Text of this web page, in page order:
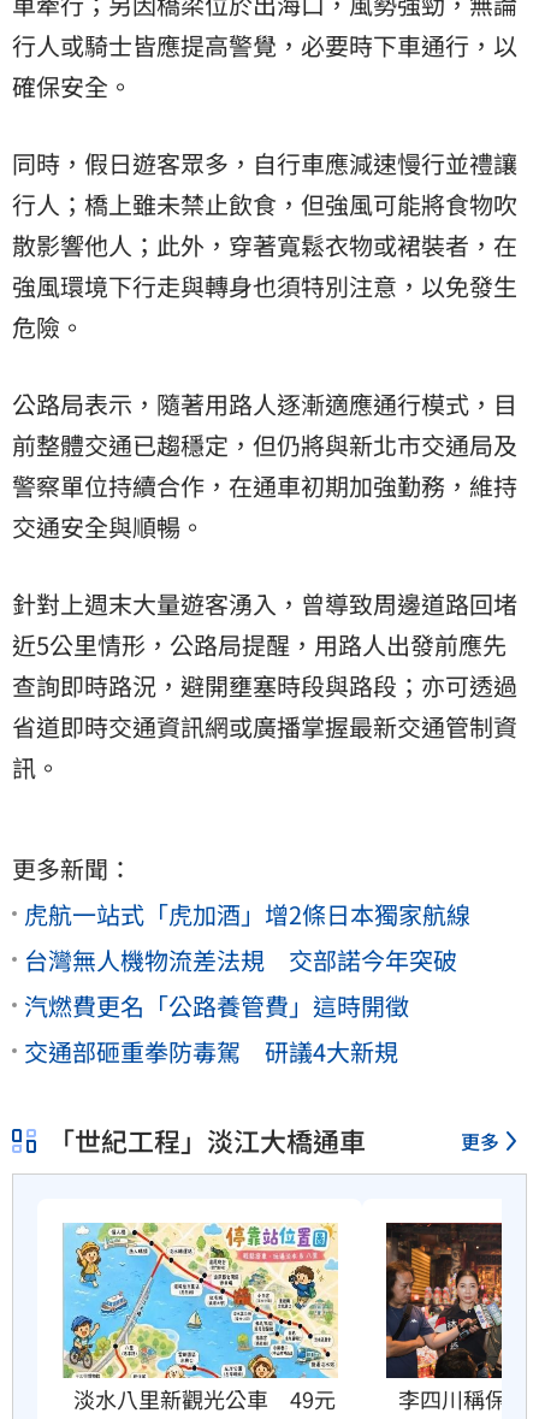
行人或騎士皆應提高警覺，必要時下車通行，以
確保安全。
同時，假日遊客眾多，自行車應減速慢行並禮讓
行人；橋上雖未禁止飲食，但強風可能將食物吹
散影響他人；此外，穿著寬鬆衣物或裙裝者，在
強風環境下行走與轉身也須特別注意，以免發生
危險。
公路局表示，隨著用路人逐漸適應通行模式，目
前整體交通已趨穩定，但仍將與新北市交通局及
警察單位持續合作，在通車初期加強勤務，維持
交通安全與順暢。
針對上週末大量遊客湧入，曾導致周邊道路回堵
近5公里情形，公路局提醒，用路人出發前應先
查詢即時路況，避開壅塞時段與路段；亦可透過
省道即時交通資訊網或廣播掌握最新交通管制資
訊。
更多新聞：
虎航一站式「虎加酒」增2條日本獨家航線
台灣無人機物流差法規 交部諾今年突破
汽燃費更名「公路養管費」這時開徵
交通部砸重拳防毒駕 研議4大新規
「世紀工程」淡江大橋通車 更多
淡水八里新觀光公車　49元
李四川稱保住